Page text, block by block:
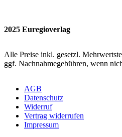
2025 Euregioverlag
Alle Preise inkl. gesetzl.
ggf. Nachnahmegebühren, wenn
AGB
Datenschutz
Widerruf
Vertrag widerrufen
Impressum